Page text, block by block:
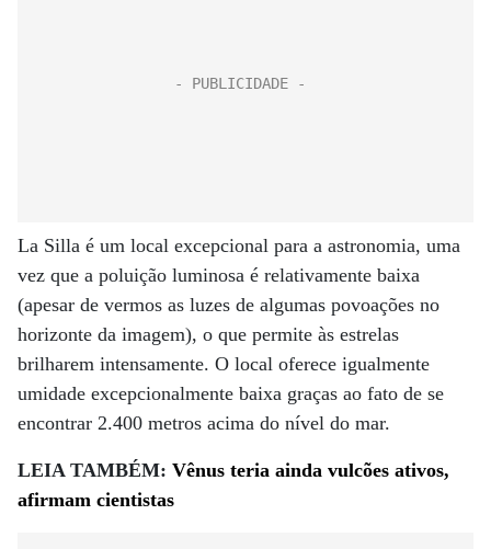
La Silla é um local excepcional para a astronomia, uma
vez que a poluição luminosa é relativamente baixa
(apesar de vermos as luzes de algumas povoações no
horizonte da imagem), o que permite às estrelas
brilharem intensamente. O local oferece igualmente
umidade excepcionalmente baixa graças ao fato de se
encontrar 2.400 metros acima do nível do mar.
LEIA TAMBÉM: Vênus teria ainda vulcões ativos,
afirmam cientistas